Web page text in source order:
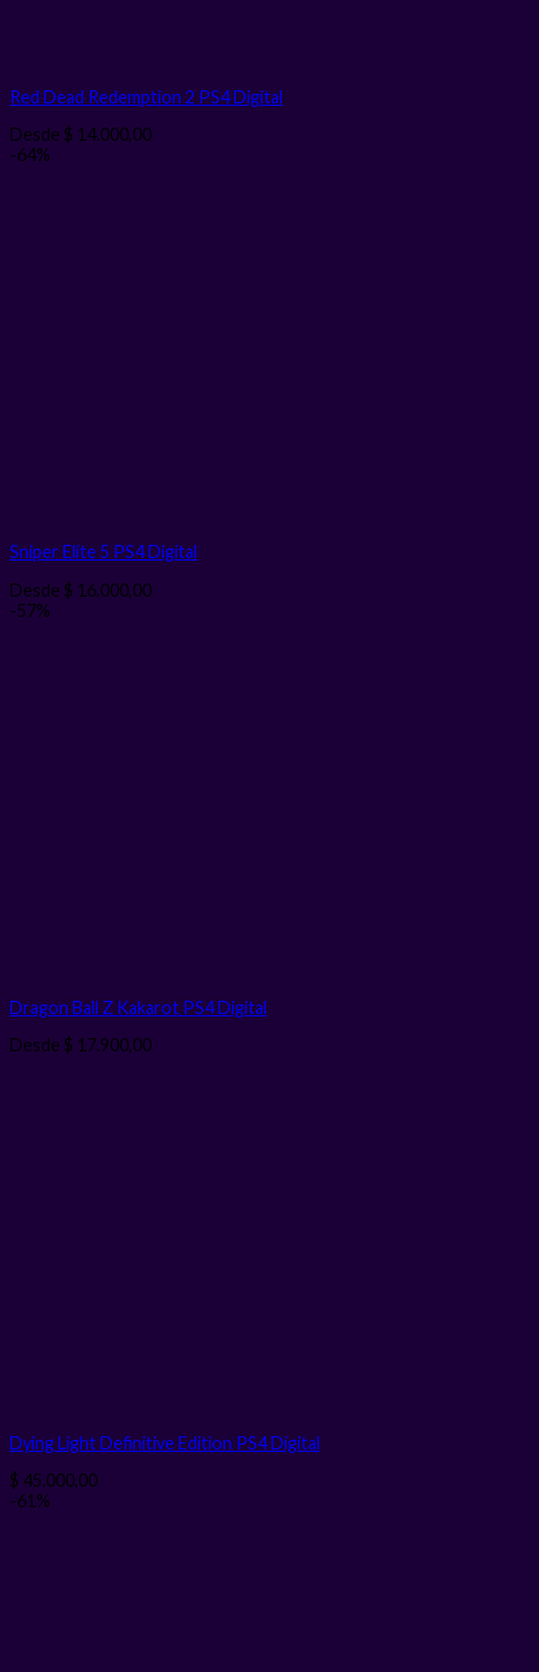
Red Dead Redemption 2 PS4Digital
Desde $ 14.000,00
-64%
Sniper Elite 5 PS4Digital
Desde $ 16.000,00
-57%
Dragon Ball Z Kakarot PS4Digital
Desde $ 17.900,00
Dying Light Definitive Edition PS4Digital
$ 45.000,00
-61%